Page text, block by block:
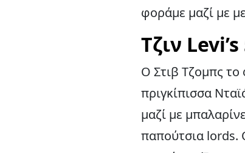
φοράμε μαζί με
Τζιν
Ο Στιβ Τζομπς το
πριγκίπισσα
μαζί με
παπούτσια lords.